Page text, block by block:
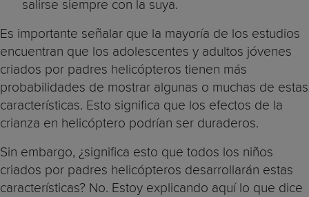
salirse siempre con la suya.
Es importante señalar que la mayoría de los estudios
encuentran que los adolescentes y adultos jóvenes
criados por padres helicópteros tienen más
probabilidades de mostrar algunas o muchas de estas
características. Esto significa que los efectos de la
crianza en helicóptero podrían ser duraderos.
Sin embargo, ¿significa esto que todos los niños
criados por padres helicópteros desarrollarán estas
características? No. Estoy explicando aquí lo que dice